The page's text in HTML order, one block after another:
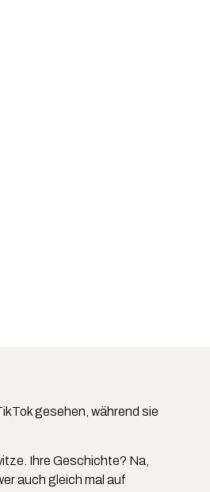
gesehen, während sie
Ihre Geschichte? Na,
auch gleich mal auf